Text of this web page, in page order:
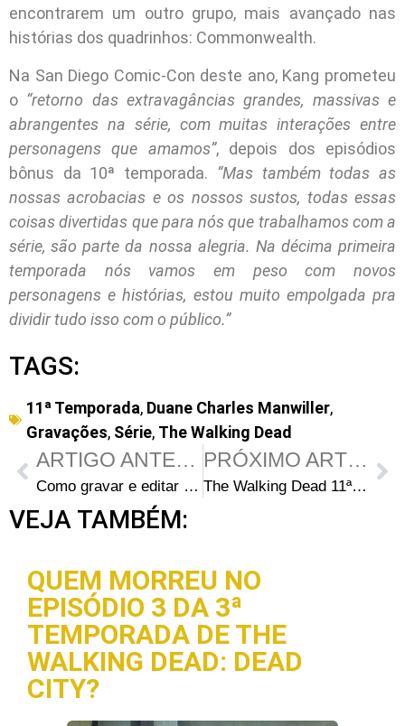
encontrarem um outro grupo, mais avançado nas
histórias dos quadrinhos: Commonwealth.
Na San Diego Comic-Con deste ano, Kang prometeu
o “retorno das extravagâncias grandes, massivas e
abrangentes na série, com muitas interações entre
personagens que amamos”, depois dos episódios
bônus da 10ª temporada. “Mas também todas as
nossas acrobacias e os nossos sustos, todas essas
coisas divertidas que para nós que trabalhamos com a
série, são parte da nossa alegria. Na décima primeira
temporada nós vamos em peso com novos
personagens e histórias, estou muito empolgada pra
dividir tudo isso com o público.”
TAGS:
11ª Temporada, Duane Charles Manwiller,
Gravações, Série, The Walking Dead
ARTIGO ANTERIOR
Como gravar e editar vídeos de Gameplay
PRÓXIMO ARTIGO
The Walking Dead 11ª Temporada Episódio 3 – Hunted
VEJA TAMBÉM:
QUEM MORREU NO
EPISÓDIO 3 DA 3ª
TEMPORADA DE THE
WALKING DEAD: DEAD
CITY?